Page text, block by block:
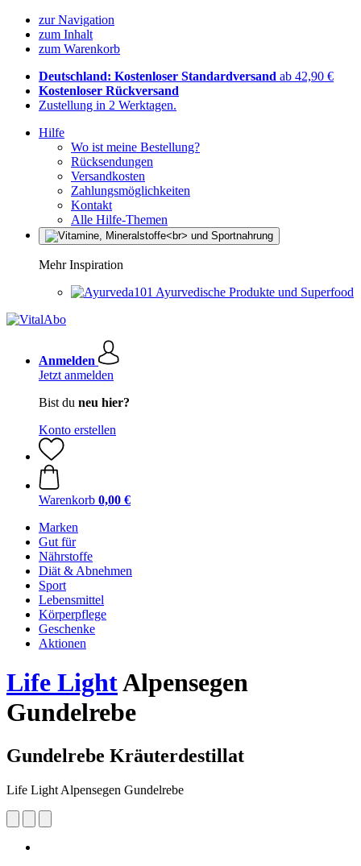
zur Navigation
zum Inhalt
zum Warenkorb
Deutschland: Kostenloser Standardversand ab 42,90 €
Kostenloser Rückversand
Zustellung in 2 Werktagen.
Hilfe
Wo ist meine Bestellung?
Rücksendungen
Versandkosten
Zahlungsmöglichkeiten
Kontakt
Alle Hilfe-Themen
Mehr Inspiration
Ayurvedische Produkte und Superfood
Anmelden
Jetzt anmelden
Bist du neu hier?
Konto erstellen
Warenkorb 0,00 €
Marken
Gut für
Nährstoffe
Diät & Abnehmen
Sport
Lebensmittel
Körperpflege
Geschenke
Aktionen
Life LightAlpensegen
Gundelrebe
Gundelrebe Kräuterdestillat
Life Light Alpensegen Gundelrebe